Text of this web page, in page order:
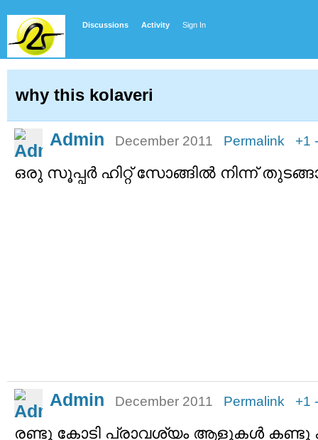
Discussions Activity Sign In
why this kolaveri
Admin December 2011 Permalink +1
ഒരു സൂപ്പര്‍ ഹിറ്റ് സോങ്ങില്‍ നിന്ന്
Admin December 2011 Permalink +1
രണ്ടു കോടി പ്രാവശ്യം ആളുകള്‍ കണ്ടു